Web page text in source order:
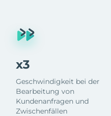
x3
Geschwindigkeit bei der
Bearbeitung von
Kundenanfragen und
Zwischenfällen